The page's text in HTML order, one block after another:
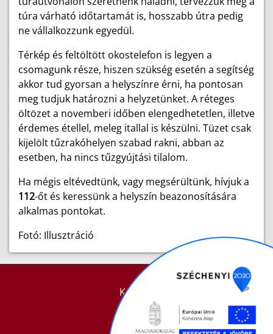
túra várható időtartamát is, hosszabb útra pedig
ne vállalkozzunk egyedül.
Térkép és feltöltött okostelefon is legyen a
csomagunk része, hiszen szükség esetén a segítség
akkor tud gyorsan a helyszínre érni, ha pontosan
meg tudjuk határozni a helyzetünket. A réteges
öltözet a novemberi időben elengedhetetlen, illetve
érdemes étellel, meleg itallal is készülni. Tüzet csak
kijelölt tűzrakóhelyen szabad rakni, abban az
esetben, ha nincs tűzgyújtási tilalom.
Ha mégis eltévedtünk, vagy megsérültünk, hívjuk a
112-őt és keressünk a helyszín beazonosítására
alkalmas pontokat.
Fotó: Illusztráció
KAPCSOLAT
IMPRESSZUM